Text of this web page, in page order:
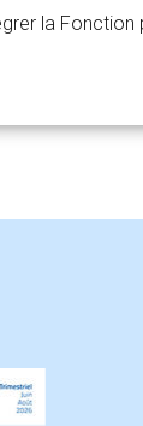
la Fonction